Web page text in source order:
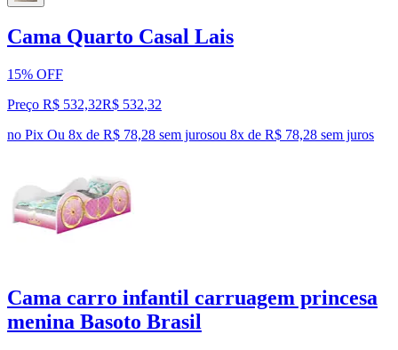
Cama Quarto Casal Lais
15% OFF
Preço R$ 532,32R$ 532,32
no Pix Ou 8x de R$ 78,28 sem jurosou 8x de R$ 78,28 sem juros
Cama carro infantil carruagem princesa
menina Basoto Brasil